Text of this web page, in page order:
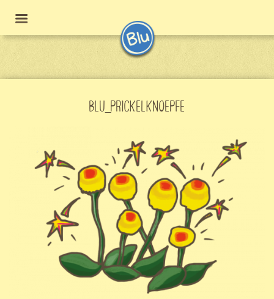
BLU_PRICKELKNOEPFE